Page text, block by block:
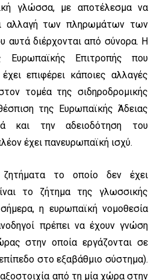
γλώσσα, με αποτέλεσμα να
αλλαγή των πληρωμάτων των
αυτά διέρχονται από σύνορα. Η
Ευρωπαϊκής Επιτροπής που
επιφέρει κάποιες αλλαγές
τομέα της σιδηροδρομικής
της Ευρωπαϊκής Άδειας
και την αδειοδότηση του
έχει πανευρωπαϊκή ισχύ.
το οποίο δεν έχει
το ζήτημα της γλωσσικής
η ευρωπαϊκή νομοθεσία
πρέπει να έχουν γνώση
στην οποία εργάζονται σε
στο εξαβάθμιο σύστημα).
από τη μία χώρα στην